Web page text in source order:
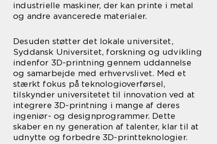
industrielle maskiner, der kan printe i metal
og andre avancerede materialer.
Desuden støtter det lokale universitet,
Syddansk Universitet, forskning og udvikling
indenfor 3D-printning gennem uddannelse
og samarbejde med erhvervslivet. Med et
stærkt fokus på teknologioverførsel,
tilskynder universitetet til innovation ved at
integrere 3D-printning i mange af deres
ingeniør- og designprogrammer. Dette
skaber en ny generation af talenter, klar til at
udnytte og forbedre 3D-printteknologier.